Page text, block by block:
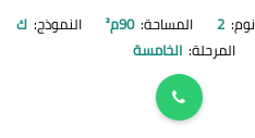
نوم: 2 المساحة: 90م² النموذج: ك
المرحلة: الخامسة